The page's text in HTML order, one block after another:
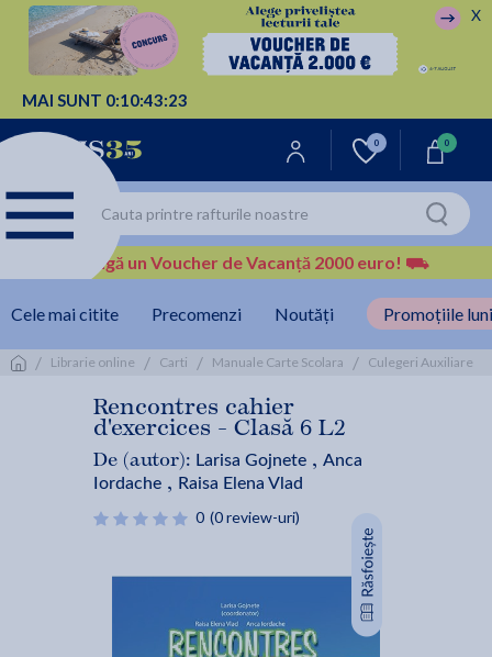
MAI SUNT 0:10:43:23
X
0 0
Câștigă un Voucher de Vacanță 2000 euro! ⛟
Cele mai citite Precomenzi Noutăți Promoțiile
/ Librarie online / Carti / Manuale Carte Scolara / Culegeri Auxiliare
Rencontres cahier
d'exercices - Clasă 6 L2
De (autor): Larisa Gojnete, Anca
Iordache, Raisa Elena Vlad
0 (0 review-uri)